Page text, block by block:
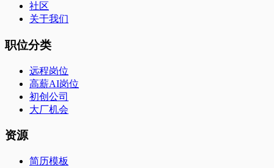
社区
关于我们
职位分类
远程岗位
高薪AI岗位
初创公司
大厂机会
资源
简历模板